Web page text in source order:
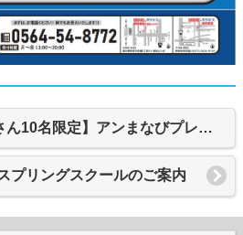
名限定】アンまなびプレキッズ生大募集！
プリングスクールのご案内